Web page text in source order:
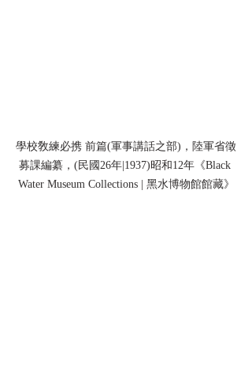
學校敎練必携 前篇(軍事講話之部)，陸軍省徵
募課編纂，(民國26年|1937)昭和12年《Black
Water Museum Collections | 黑水博物館館藏》